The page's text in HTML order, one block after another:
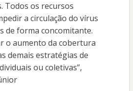
Todos os recursos
a circulação do vírus
de forma concomitante.
o aumento da cobertura
demais estratégias de
ou coletivas”,